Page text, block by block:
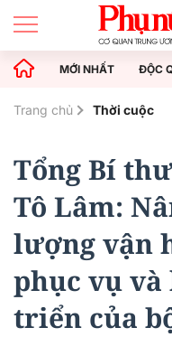
MỚI NHẤT ĐỘC
Trang chủ Thời cuộc
Tổng Bí
Tô Lâm:
lượng vận
phục vụ
triển của